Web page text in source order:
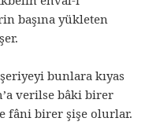
başına yükleten
bunlara kıyas
verilse bâki birer
fâni birer şişe olurlar.